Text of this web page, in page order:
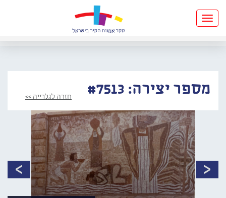
Toggle
navigation
מספר יצירה: #7513 חזרה לגלרייה >>